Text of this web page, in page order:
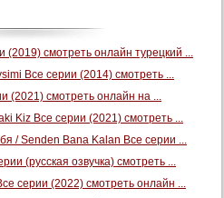
(2019) смотреть онлайн турецкий ...
Все серии (2014) смотреть ...
(2021) смотреть онлайн на ...
Kiz Все серии (2021) смотреть ...
/ Senden Bana Kalan Все серии ...
(русская озвучка) смотреть ...
серии (2022) смотреть онлайн ...